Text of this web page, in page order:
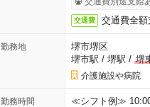
交通費 交通費全額
勤務地
堺市堺区
堺市駅 / 堺駅 / 堺
介護施設や病院
勤務時間
≪シフト例≫ 10:00